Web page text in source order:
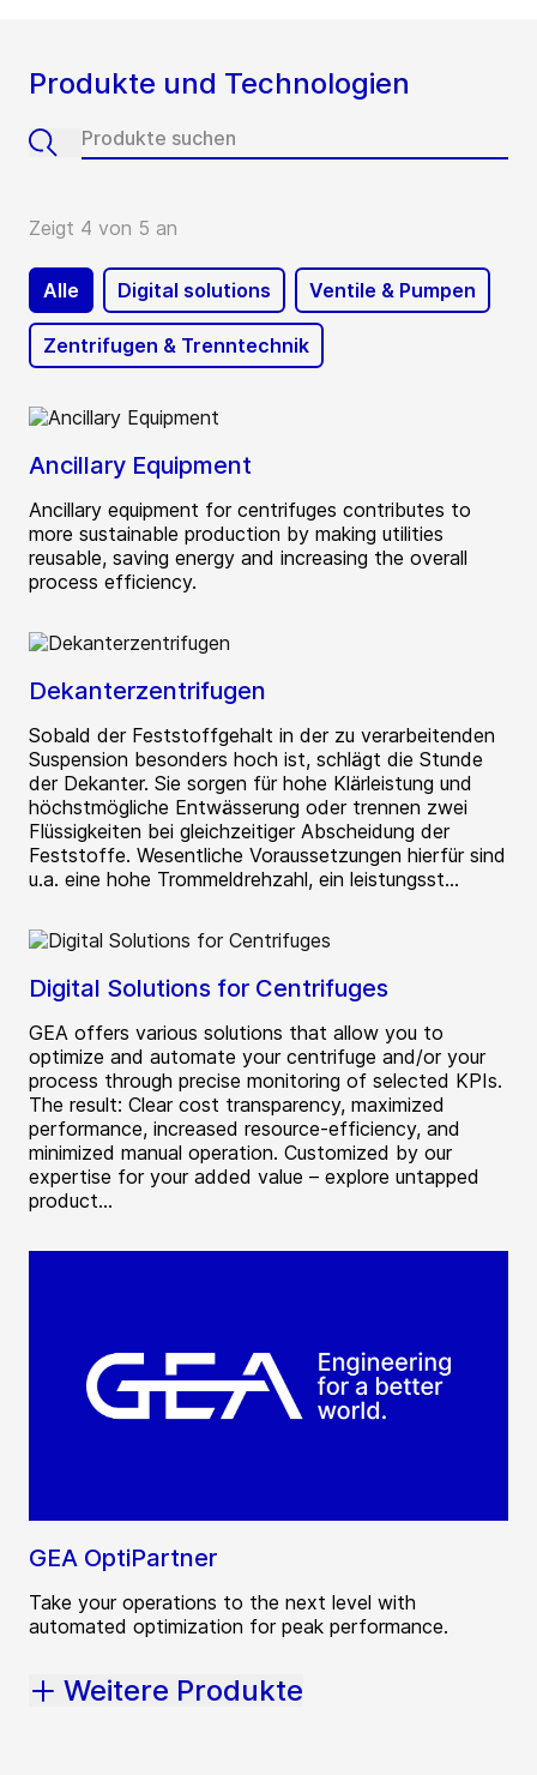
Produkte und Technologien
Zeigt 4 von 5 an
Alle Digital solutions Ventile & Pumpen
Zentrifugen & Trenntechnik
Ancillary Equipment
Ancillary equipment for centrifuges contributes to
more sustainable production by making utilities
reusable, saving energy and increasing the overall
process efficiency.
Dekanterzentrifugen
Sobald der Feststoffgehalt in der zu verarbeitenden
Suspension besonders hoch ist, schlägt die Stunde
der Dekanter. Sie sorgen für hohe Klärleistung und
höchstmögliche Entwässerung oder trennen zwei
Flüssigkeiten bei gleichzeitiger Abscheidung der
Feststoffe. Wesentliche Voraussetzungen hierfür sind
u.a. eine hohe Trommeldrehzahl, ein leistungsst...
Digital Solutions for Centrifuges
GEA offers various solutions that allow you to
optimize and automate your centrifuge and/or your
process through precise monitoring of selected KPIs.
The result: Clear cost transparency, maximized
performance, increased resource-efficiency, and
minimized manual operation. Customized by our
expertise for your added value – explore untapped
product...
GEA OptiPartner
Take your operations to the next level with
automated optimization for peak performance.
Weitere Produkte